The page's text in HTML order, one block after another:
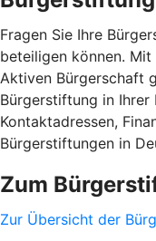
Fragen Sie Ihre
beteiligen können.
Aktiven Bürgerschaft
Bürgerstiftung in Ihrer
Kontaktadressen,
Bürgerstiftungen in
Zum
Zur Übersicht der